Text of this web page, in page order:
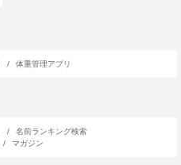
/ 体重管理アプリ
/
名前ランキング検索
/ マガジン